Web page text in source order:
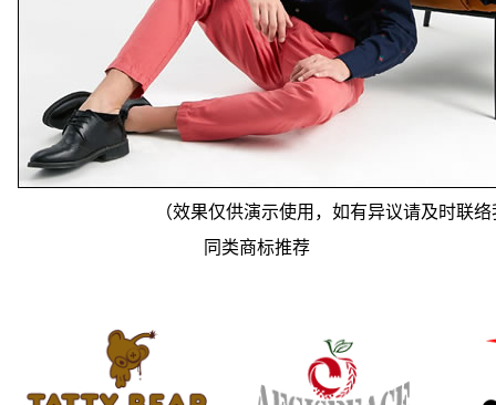
（效果仅供演示使用，如有异议请及时联
同类商标推荐